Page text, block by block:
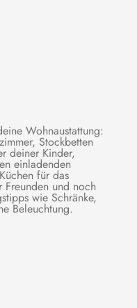
Wohnaustattung:
Stockbetten
deiner Kinder,
einladenden
für das
Freunden und noch
wie Schränke,
Beleuchtung.